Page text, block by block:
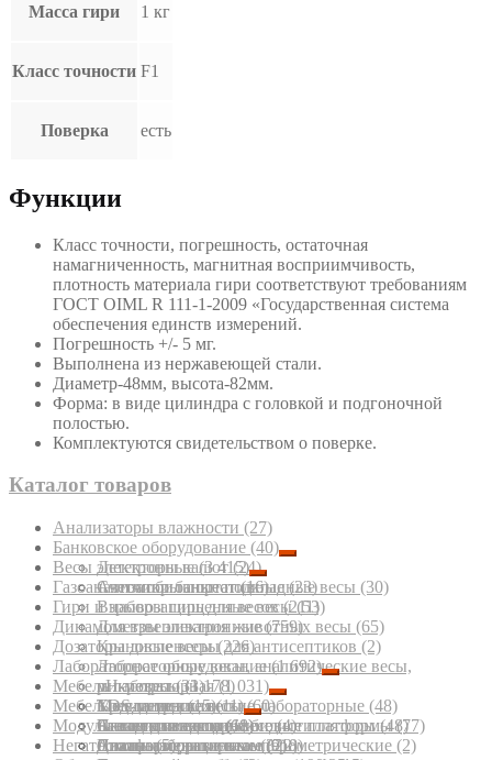
Масса гири 1 кг
Класс точности F1
Поверка есть
Функции
Класс точности, погрешность, остаточная
намагниченность, магнитная восприимчивость,
плотность материала гири соответствуют требованиям
ГОСТ OIML R 111-1-2009 «Государственная система
обеспечения единств измерений.
Погрешность +/- 5 мг.
Выполнена из нержавеющей стали.
Диаметр-48мм, высота-82мм.
Форма: в виде цилиндра с головкой и подгоночной
полостью.
Комплектуются свидетельством о поверке.
Каталог товаров
Анализаторы влажности (27)
Банковское оборудование (40)
Детекторы валют(24)
Счетчики банкнот(16)
Весы электронные(3 415)
Автомобильные подкладные весы (30)
Взрывозащищенные весы(53)
Для взвешивания животных весы (65)
Крановые весы(226)
Лабораторные весы, аналитические весы,
микровесы(1 178)
Медицинские весы(60)
Паллетные весы(68)
Платформенные весы(918)
Газоанализаторы портативные(23)
Гири и наборы гирь для весов(211)
Динамометры электронные(759)
Дозаторы диспенсеры для антисептиков (2)
Лабораторное оборудование(1 692)
pH-метры(33)
TDS-метры(15)
Аквадистилляторы, бидистилляторы(48)
Анализаторы вольтамперометрические (2)
Мебель лабораторная(1 031)
Кресла медицинские лабораторные (48)
Столы для весов(11)
Столы лабораторные(322)
Мебель медицинская(11)
Банкетки медицинские(4)
Диваны медицинские(7)
Модули взвешивающие, весовые платформы(77)
Негатоскопы(5)